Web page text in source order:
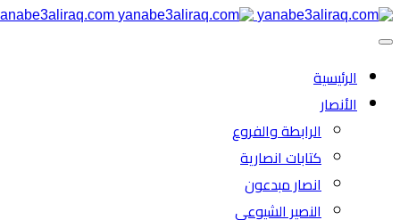
الرئیسية
الأنصار
الرابطة والفروع
كتابات انصارية
انصار مبدعون
النصیر الشیوعي